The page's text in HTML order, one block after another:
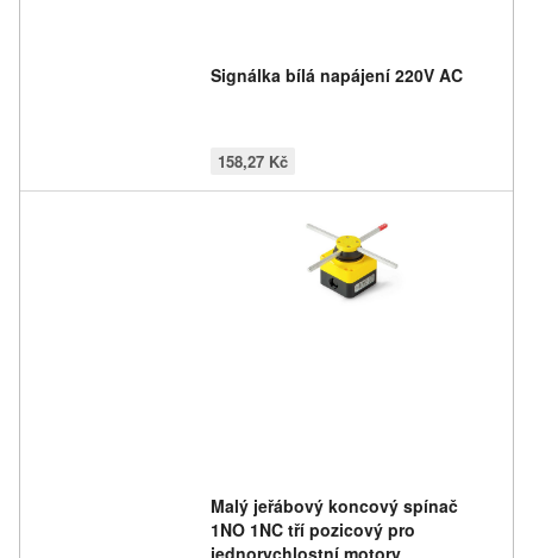
Signálka bílá napájení 220V AC
158,27 Kč
Malý jeřábový koncový spínač
1NO 1NC tří pozicový pro
jednorychlostní motory